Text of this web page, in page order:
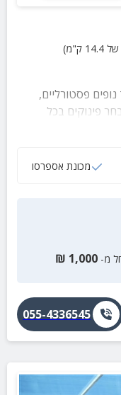
ק"מ)
פסטורליים,
פינוקים בכל
מכונת אספרסו
מ- 1,000
₪
055-4336545